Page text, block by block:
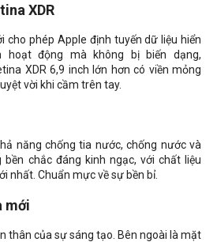
XDR
cho phép Apple định tuyến dữ liệu hiển
hoạt động mà không bị biến dạng,
XDR 6,9 inch lớn hơn có viền mỏng
vời khi cầm trên tay.
năng chống tia nước, chống nước và
bền chắc đáng kinh ngạc, với chất liệu
nhất. Chuẩn mực về sự bền bỉ.
mới
thân của sự sáng tạo. Bên ngoài là mặt